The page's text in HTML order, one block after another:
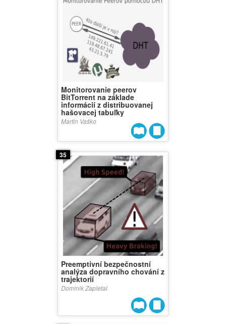
Monitorovanie peerov
BitTorrent na základe
informácií z distribuovanej
hašovacej tabuľky
Martin Vaško
35
Preemptivní bezpečnostní
analýza dopravního chování z
trajektorií
Dominik Zapletal